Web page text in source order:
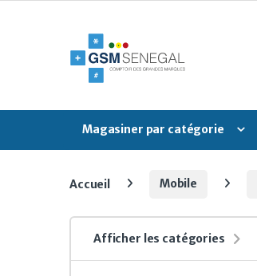
Magasiner par catégorie
Accueil Mobile
Afficher les catégories